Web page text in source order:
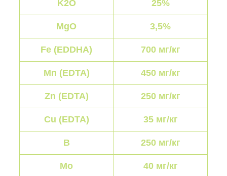
K2O 25%
MgO 3,5%
Fe (EDDHA) 700 мг/кг
Mn (EDTA) 450 мг/кг
Zn (EDTA) 250 мг/кг
Cu (EDTA) 35 мг/кг
B 250 мг/кг
Mo 40 мг/кг